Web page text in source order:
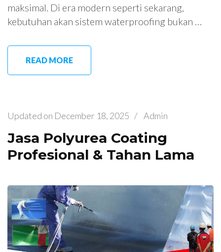
maksimal. Di era modern seperti sekarang,
kebutuhan akan sistem waterproofing bukan …
READ MORE
Updated on December 18, 2025 / Admin
Jasa Polyurea Coating
Profesional & Tahan Lama